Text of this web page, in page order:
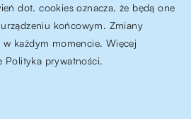
dot. cookies oznacza, że będą one
końcowym. Zmiany
każdym momencie. Więcej
Polityka prywatności.